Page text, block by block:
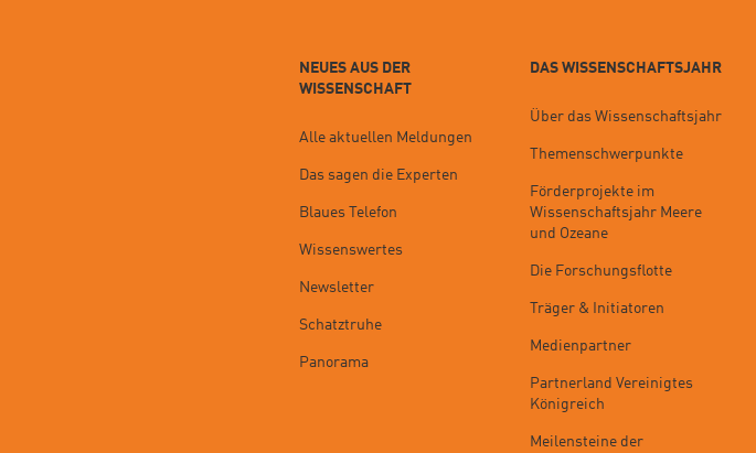
NEUES AUS DER
WISSENSCHAFT
Alle aktuellen Meldungen
Das sagen die Experten
Blaues Telefon
Wissenswertes
Newsletter
Schatztruhe
Panorama
DAS WISSENSCHAFTSJAHR
Über das Wissenschaftsjahr
Themenschwerpunkte
Förderprojekte im
Wissenschaftsjahr Meere
und Ozeane
Die Forschungsflotte
Träger & Initiatoren
Medienpartner
Partnerland Vereinigtes
Königreich
Meilensteine der